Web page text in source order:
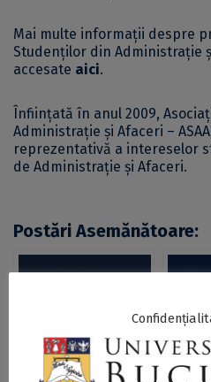
Mai multe informații despre
Studenților din Administrație
accesate aici.
Înființată în anul 2009,
Administrație și Afaceri –
reprezentativă a intereselor
de Administrație și Afaceri.
Postări Asemănătoare: